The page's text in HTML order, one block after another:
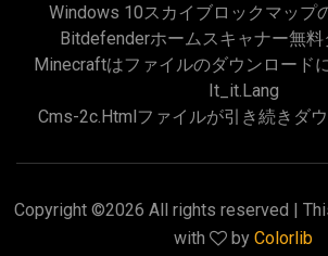
Windows 10スカイブロックマップ
Bitdefenderホームスキャナー無料
Minecraftはファイルのダウンロード
It_it.lang
Cms-2c.htmlファイルが引き続きダ
Copyright ©2026 All rights reserved |
with
by Colorlib